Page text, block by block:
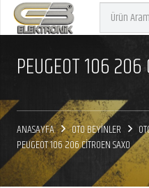
PEUGEOT 106 206
ANASAYFA OTO BEYİNLER
PEUGEOT 106 206 CITROEN SAXO